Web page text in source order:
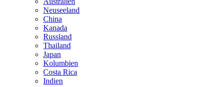
Neuseeland
China
Kanada
Russland
Thailand
Japan
Kolumbien
Costa Rica
Indien